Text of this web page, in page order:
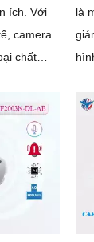
Với
camera
chất
là
giám